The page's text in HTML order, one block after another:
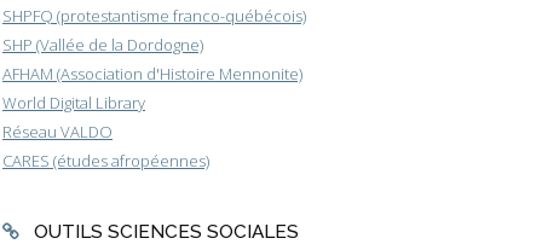
SHPFQ (protestantisme franco-québécois)
SHP (Vallée de la Dordogne)
AFHAM (Association d'Histoire Mennonite)
World Digital Library
Réseau VALDO
CARES (études afropéennes)
OUTILS SCIENCES SOCIALES